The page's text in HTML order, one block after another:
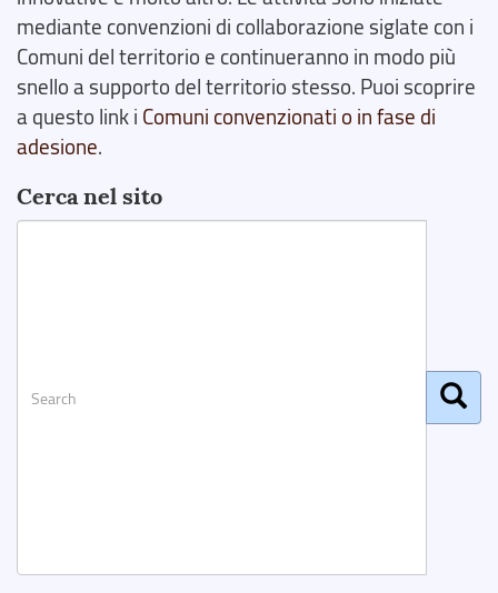
mediante convenzioni di collaborazione siglate con i
Comuni del territorio e continueranno in modo più
snello a supporto del territorio stesso. Puoi scoprire
a questo link i Comuni convenzionati o in fase di
adesione.
Cerca nel sito